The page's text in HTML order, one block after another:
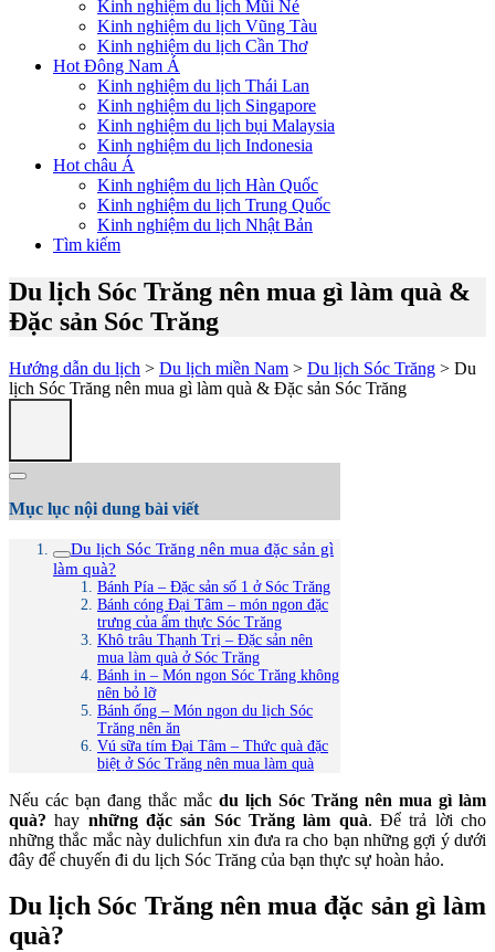
Kinh nghiệm du lịch Mũi Né
Kinh nghiệm du lịch Vũng Tàu
Kinh nghiệm du lịch Cần Thơ
Hot Đông Nam Á
Kinh nghiệm du lịch Thái Lan
Kinh nghiệm du lịch Singapore
Kinh nghiệm du lịch bụi Malaysia
Kinh nghiệm du lịch Indonesia
Hot châu Á
Kinh nghiệm du lịch Hàn Quốc
Kinh nghiệm du lịch Trung Quốc
Kinh nghiệm du lịch Nhật Bản
Tìm kiếm
Du lịch Sóc Trăng nên mua gì làm quà &
Đặc sản Sóc Trăng
Hướng dẫn du lịch > Du lịch miền Nam > Du lịch Sóc Trăng > Du
lịch Sóc Trăng nên mua gì làm quà & Đặc sản Sóc Trăng
Mục lục nội dung bài viết
Du lịch Sóc Trăng nên mua đặc sản gì
làm quà?
Bánh Pía – Đặc sản số 1 ở Sóc Trăng
Bánh cóng Đại Tâm – món ngon đặc
trưng của ẩm thực Sóc Trăng
Khô trâu Thạnh Trị – Đặc sản nên
mua làm quà ở Sóc Trăng
Bánh in – Món ngon Sóc Trăng không
nên bỏ lỡ
Bánh ống – Món ngon du lịch Sóc
Trăng nên ăn
Vú sữa tím Đại Tâm – Thức quà đặc
biệt ở Sóc Trăng nên mua làm quà
Nếu các bạn đang thắc mắc du lịch Sóc Trăng nên mua gì làm
quà? hay những đặc sản Sóc Trăng làm quà. Để trả lời cho
những thắc mắc này dulichfun xin đưa ra cho bạn những gợi ý dưới
đây để chuyến đi du lịch Sóc Trăng của bạn thực sự hoàn hảo.
Du lịch Sóc Trăng nên mua đặc sản gì làm
quà?